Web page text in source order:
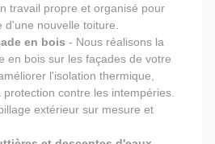
travail propre et organisé pour
d'une nouvelle toiture.
en bois - Nous réalisons la
en bois sur les façades de votre
l'isolation thermique,
contre les intempéries.
extérieur sur mesure et